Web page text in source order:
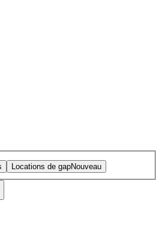
Locations de gapNouveau